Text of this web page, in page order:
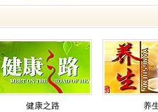
健康之路 养